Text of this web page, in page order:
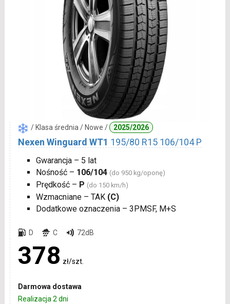
/ Klasa średnia / Nowe / 2025/2026
Nexen Winguard WT1 195/80 R15 106/104 P
Gwarancja – 5 lat
Nośność – 106/104 (do 950 kg/oponę)
Prędkość – P (do 150 km/h)
Wzmacniane – TAK (C)
Dodatkowe oznaczenia – 3PMSF, M+S
D C 72dB
378 zł/szt.
Darmowa dostawa
Realizacja 2 dni